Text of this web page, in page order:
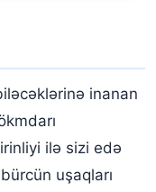
inanan
ilə sizi edə
uşaqları